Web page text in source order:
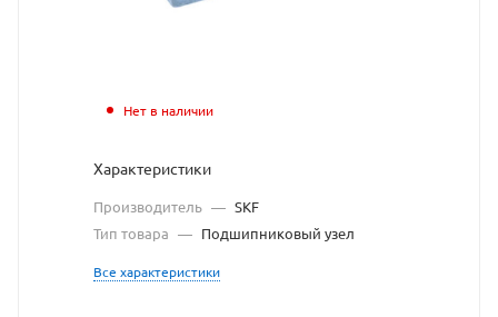
Нет в наличии
Характеристики
Производитель — SKF
Тип товара — Подшипниковый узел
Все характеристики